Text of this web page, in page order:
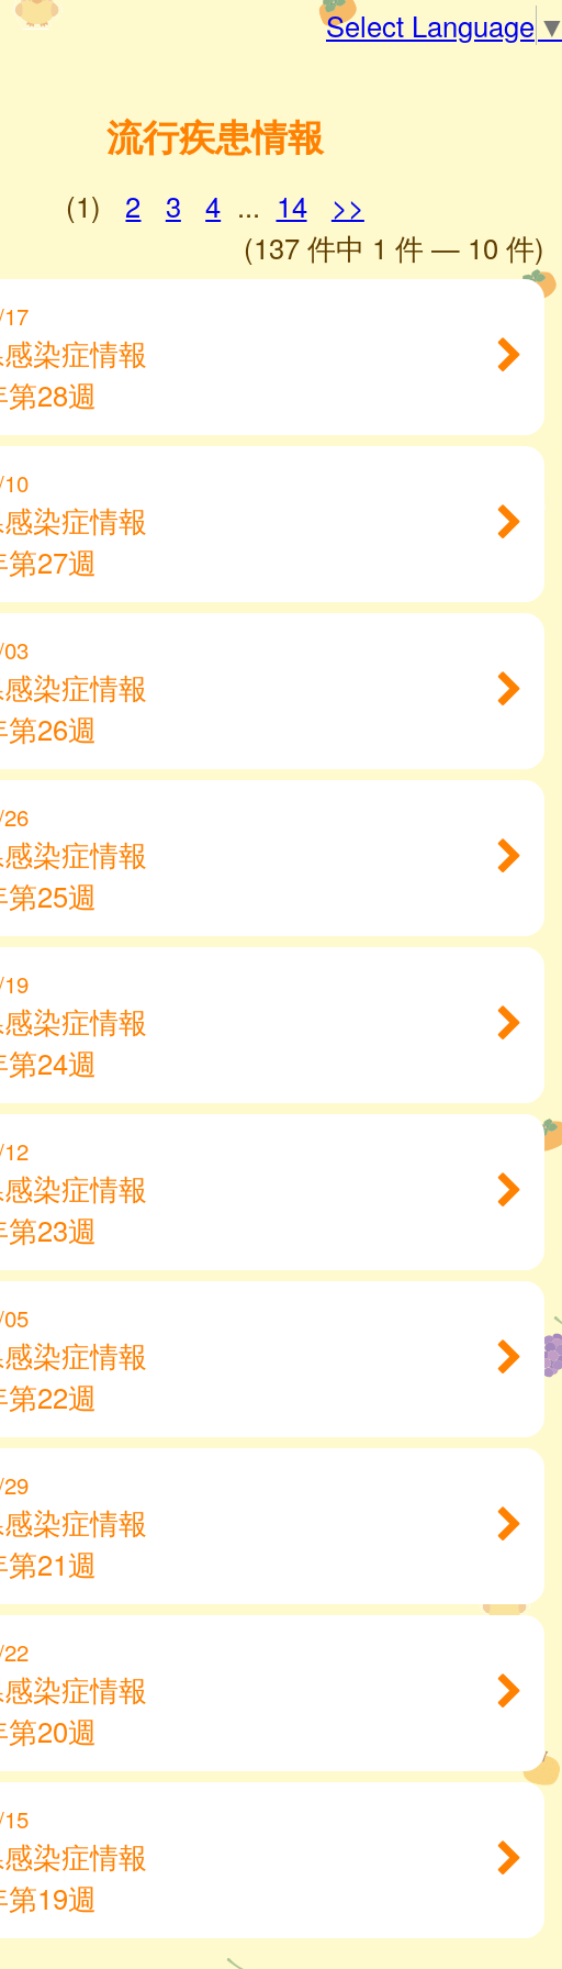
Select Language ▼
流行疾患情報
(1) 2 3 4 ... 14
>>
(137 件中 1 件 — 10 件)
染症情報
28週
染症情報
27週
染症情報
26週
染症情報
25週
染症情報
24週
染症情報
23週
染症情報
22週
染症情報
21週
染症情報
20週
染症情報
19週